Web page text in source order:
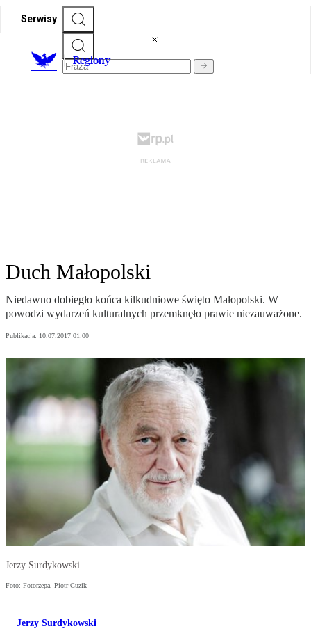
Serwisy
Regiony
Duch Małopolski
Niedawno dobiegło końca kilkudniowe święto Małopolski. W
powodzi wydarzeń kulturalnych przemknęło prawie niezauważone.
Publikacja: 10.07.2017 01:00
Jerzy Surdykowski
Foto: Fotorzepa, Piotr Guzik
Jerzy Surdykowski